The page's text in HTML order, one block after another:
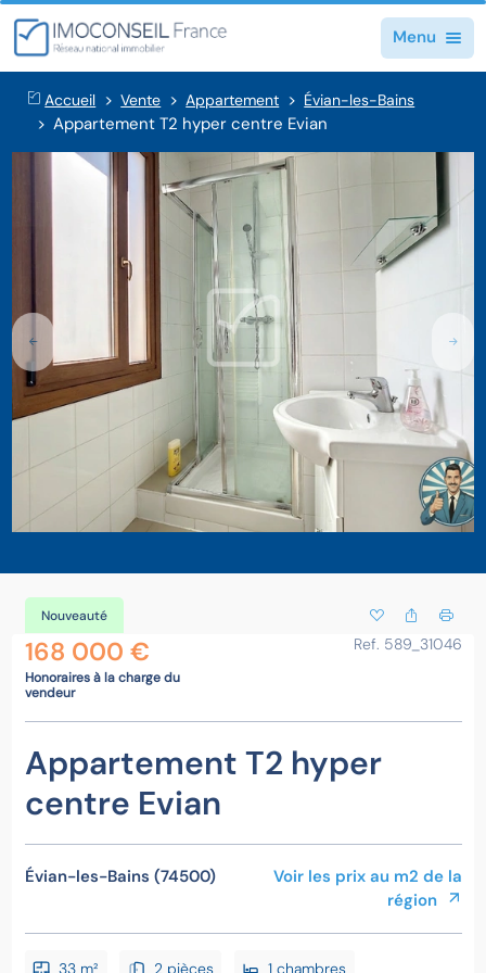
Menu
Accueil Vente Appartement Évian-les-Bains
Appartement T2 hyper centre Evian
Nouveauté
168 000 €
Honoraires à la charge du
vendeur
Ref. 589_31046
Appartement T2 hyper
centre Evian
Évian-les-Bains (74500)
Voir les prix au m2 de la
région
33 m² 2 pièces 1 chambres